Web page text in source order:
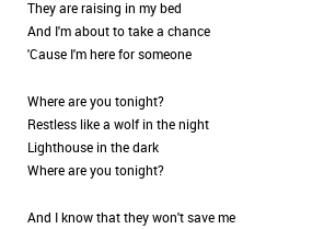
They are raising in my bed
And I'm about to take a chance
'Cause I'm here for someone
Where are you tonight?
Restless like a wolf in the night
Lighthouse in the dark
Where are you tonight?
And I know that they won't save me